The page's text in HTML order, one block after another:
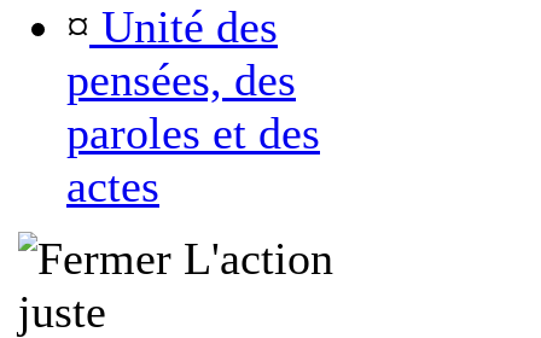
¤ Unité des
pensées, des
paroles et des
actes
L'action
juste